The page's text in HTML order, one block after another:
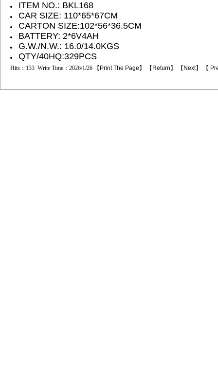
ITEM NO.: BKL168
CAR SIZE: 110*65*67CM
CARTON SIZE:102*56*36.5CM
BATTERY: 2*6V4AH
G.W./N.W.: 16.0/14.0KGS
QTY/40HQ:329PCS
Hits：133 Write Time：2026/1/26 【 Print The Page 】 【 Return 】 【 Next】 【